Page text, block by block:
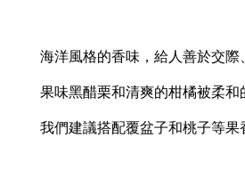
海洋風格的香味，給人善於交際
果味黑醋栗和清爽的柑橘被柔和
我們建議搭配覆盆子和桃子等果